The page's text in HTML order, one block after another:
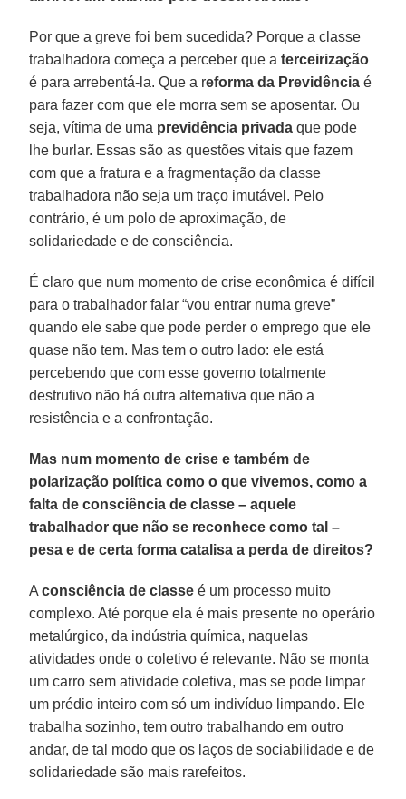
Por que a greve foi bem sucedida? Porque a classe
trabalhadora começa a perceber que aterceirização
é para arrebentá-la. Que a reforma da Previdência é
para fazer com que ele morra sem se aposentar. Ou
seja, vítima de uma previdência privada que pode
lhe burlar. Essas são as questões vitais que fazem
com que a fratura e a fragmentação da classe
trabalhadora não seja um traço imutável. Pelo
contrário, é um polo de aproximação, de
solidariedade e de consciência.
É claro que num momento de crise econômica é difícil
para o trabalhador falar “vou entrar numa greve”
quando ele sabe que pode perder o emprego que ele
quase não tem. Mas tem o outro lado: ele está
percebendo que com esse governo totalmente
destrutivo não há outra alternativa que não a
resistência e a confrontação.
Mas num momento de crise e também de
polarização política como o que vivemos, como a
falta de consciência de classe – aquele
trabalhador que não se reconhece como tal –
pesa e de certa forma catalisa a perda de direitos?
Aconsciência de classe é um processo muito
complexo. Até porque ela é mais presente no operário
metalúrgico, da indústria química, naquelas
atividades onde o coletivo é relevante. Não se monta
um carro sem atividade coletiva, mas se pode limpar
um prédio inteiro com só um indivíduo limpando. Ele
trabalha sozinho, tem outro trabalhando em outro
andar, de tal modo que os laços de sociabilidade e de
solidariedade são mais rarefeitos.